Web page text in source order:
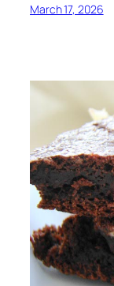
March 17, 2026